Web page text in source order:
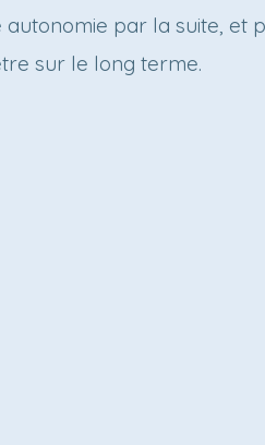
autonomie par la suite, et
sur le long terme.